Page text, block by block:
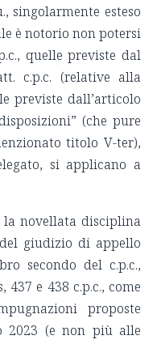
singolarmente esteso
è notorio non potersi
quelle previste dal
c.p.c. (relative alla
previste dall’articolo
(che pure
titolo V-ter),
si applicano a
novellata disciplina
giudizio di appello
secondo del c.p.c.,
e 438 c.p.c., come
proposte
2023 (e non più alle